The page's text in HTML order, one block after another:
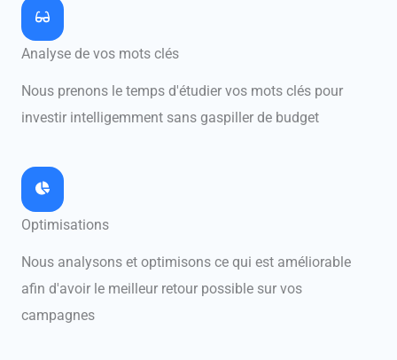
Analyse de vos mots clés
Nous prenons le temps d'étudier vos mots clés pour
investir intelligemment sans gaspiller de budget
Optimisations
Nous analysons et optimisons ce qui est améliorable
afin d'avoir le meilleur retour possible sur vos
campagnes